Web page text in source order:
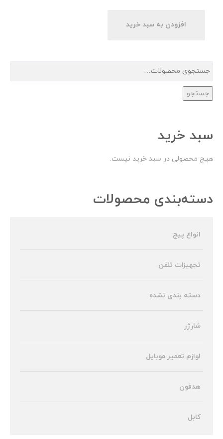
افزودن به سبد خرید
جستجو
سبد خرید
هیچ محصولی در سبد خرید نیست.
دسته‌بندی محصولات
انواع پیچ
تجهیزات تلفن
دسته بندی نشده
شارژر
لوازم تعمیر موبایل
هدفون
کابل